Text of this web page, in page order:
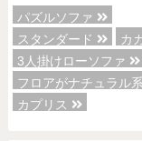
パズルソファ
スタンダード
カ
3人掛けローソファ
フロアがナチュラル系
カプリス